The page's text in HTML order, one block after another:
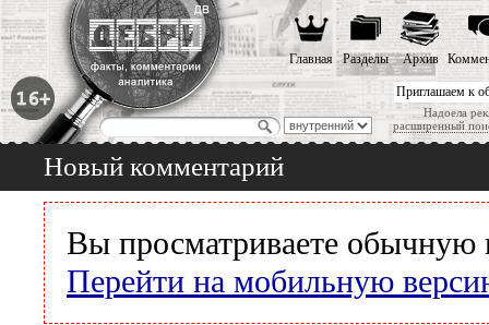
Приглашаем к
Надоела
расширенный
Главная Разделы Архив
Новый комментарий
Вы просматриваете обычную
Перейти на мобильную